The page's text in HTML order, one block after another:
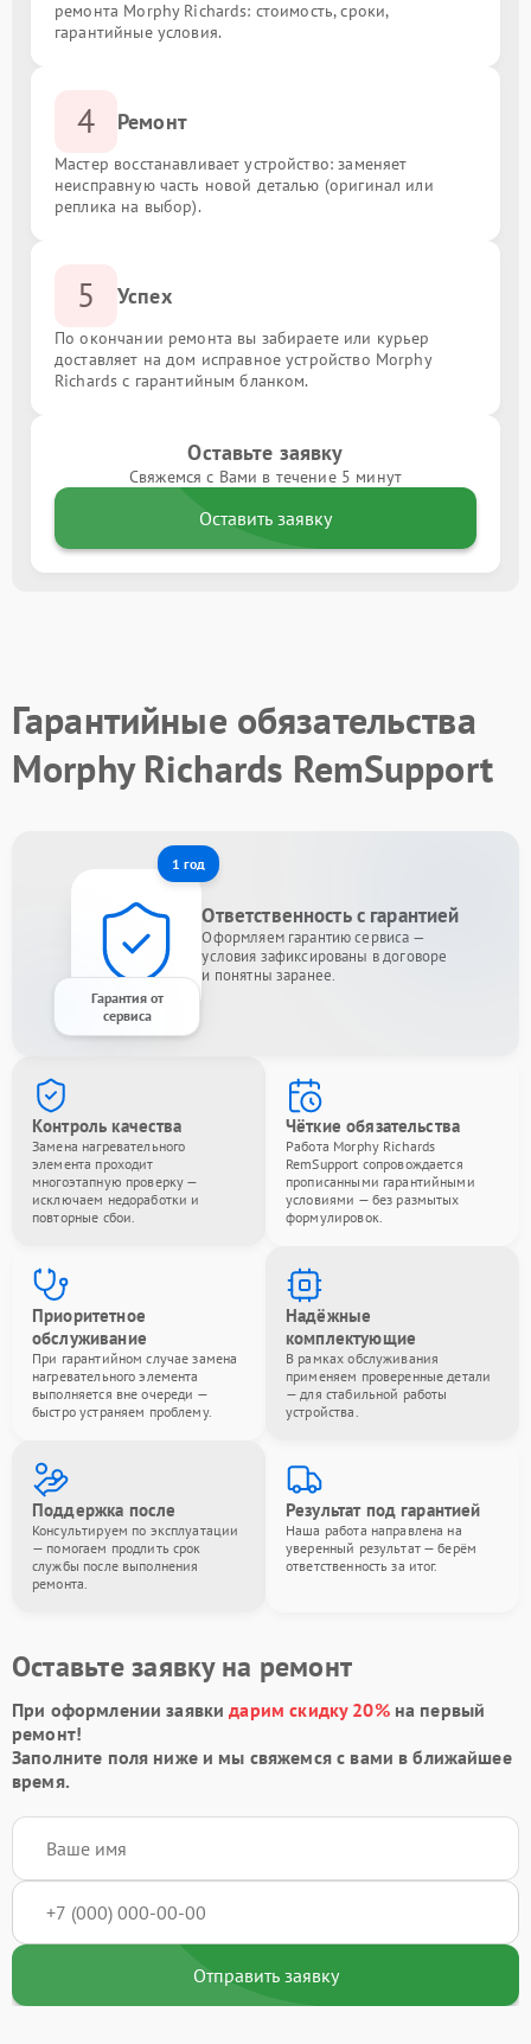
ремонта Morphy Richards: стоимость, сроки,
гарантийные условия.
4 Ремонт
Мастер восстанавливает устройство: заменяет
неисправную часть новой деталью (оригинал или
реплика на выбор).
5 Успех
По окончании ремонта вы забираете или курьер
доставляет на дом исправное устройство Morphy
Richards с гарантийным бланком.
Оставьте заявку
Свяжемся с Вами в течение 5 минут
Оставить заявку
Гарантийные обязательства
Morphy Richards RemSupport
1 год
Гарантия от
сервиса
Ответственность с гарантией
Оформляем гарантию сервиса —
условия зафиксированы в договоре
и понятны заранее.
Контроль качества
Замена нагревательного
элемента проходит
многоэтапную проверку —
исключаем недоработки и
повторные сбои.
Чёткие обязательства
Работа Morphy Richards
RemSupport сопровождается
прописанными гарантийными
условиями — без размытых
формулировок.
Приоритетное
обслуживание
При гарантийном случае замена
нагревательного элемента
выполняется вне очереди —
быстро устраняем проблему.
Надёжные
комплектующие
В рамках обслуживания
применяем проверенные детали
— для стабильной работы
устройства.
Поддержка после
Консультируем по эксплуатации
— помогаем продлить срок
службы после выполнения
ремонта.
Результат под гарантией
Наша работа направлена на
уверенный результат — берём
ответственность за итог.
Оставьте заявку на ремонт
При оформлении заявкидарим скидку 20%на первый
ремонт!
Заполните поля ниже и мы свяжемся с вами в ближайшее
время.
Отправить заявку